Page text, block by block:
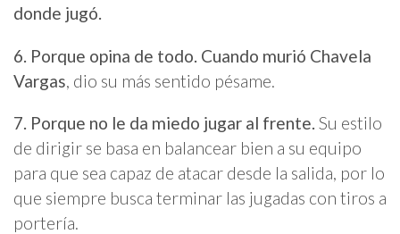
donde jugó.
6. Porque opina de todo. Cuando murió Chavela
Vargas, dio su más sentido pésame.
7. Porque no le da miedo jugar al frente. Su estilo
de dirigir se basa en balancear bien a su equipo
para que sea capaz de atacar desde la salida, por lo
que siempre busca terminar las jugadas con tiros a
portería.